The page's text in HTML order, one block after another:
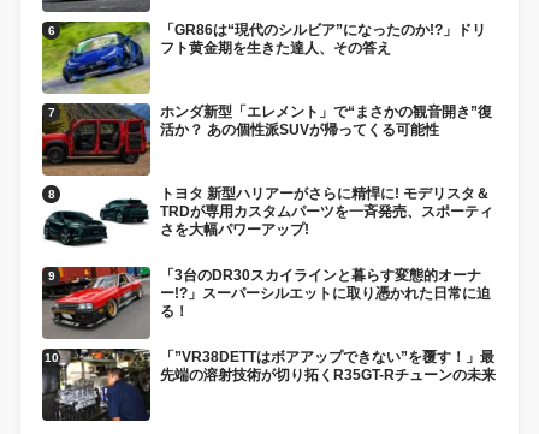
「GR86は“現代のシルビア”になったのか!?」ドリ
フト黄金期を生きた達人、その答え
ホンダ新型「エレメント」で“まさかの観音開き”復
活か？ あの個性派SUVが帰ってくる可能性
トヨタ 新型ハリアーがさらに精悍に! モデリスタ＆
TRDが専用カスタムパーツを一斉発売、スポーティ
さを大幅パワーアップ!
「3台のDR30スカイラインと暮らす変態的オーナ
ー!?」スーパーシルエットに取り憑かれた日常に迫
る！
「”VR38DETTはボアアップできない”を覆す！」最
先端の溶射技術が切り拓くR35GT-Rチューンの未来